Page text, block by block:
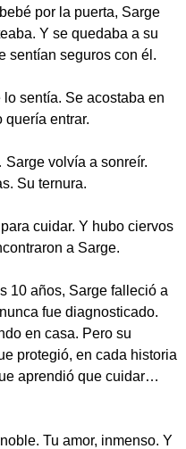
por la puerta, Sarge
Y se quedaba a su
sentían seguros con él.
sentía. Se acostaba en
quería entrar.
volvía a sonreír.
Su ternura.
cuidar. Y hubo ciervos
a Sarge.
10 años, Sarge falleció a
fue diagnosticado.
en casa. Pero su
protegió, en cada historia
aprendió que cuidar…
Tu amor, inmenso. Y